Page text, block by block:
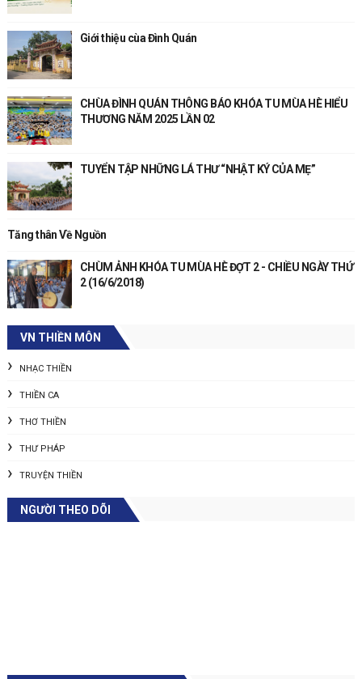
Giới thiệu cùa Đình Quán
CHÙA ĐÌNH QUÁN THÔNG BÁO KHÓA TU MÙA HÈ HIỂU
THƯƠNG NĂM 2025 LẦN 02
TUYỂN TẬP NHỮNG LÁ THƯ “NHẬT KÝ CỦA MẸ”
Tăng thân Về Nguồn
CHÙM ẢNH KHÓA TU MÙA HÈ ĐỢT 2 - CHIỀU NGÀY THỨ
2 (16/6/2018)
VN THIỀN MÔN
NHẠC THIỀN
THIỀN CA
THƠ THIỀN
THƯ PHÁP
TRUYỆN THIỀN
NGƯỜI THEO DÕI